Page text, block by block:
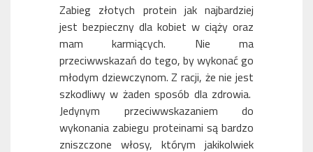
Zabieg złotych protein jak najbardziej
jest bezpieczny dla kobiet w ciąży oraz
mam karmiących. Nie ma
przeciwwskazań do tego, by wykonać go
młodym dziewczynom. Z racji, że nie jest
szkodliwy w żaden sposób dla zdrowia.
Jedynym przeciwwskazaniem do
wykonania zabiegu proteinami są bardzo
zniszczone włosy, którym jakikolwiek